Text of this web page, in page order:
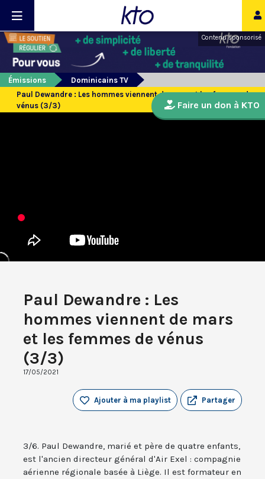
Contenu sponsorisé
Émissions
Dominicains TV
Paul Dewandre : Les hommes viennent de mars et les femmes de
vénus (3/3)
Paul Dewandre : Les
hommes viennent de mars
et les femmes de vénus
(3/3)
17/05/2021
Partager
Ajouter à ma playlist
3/6. Paul Dewandre, marié et père de quatre enfants,
est l'ancien directeur général d'Air Exel : compagnie
aérienne régionale basée à Liège. Il est formateur en
Faire un don à KTO